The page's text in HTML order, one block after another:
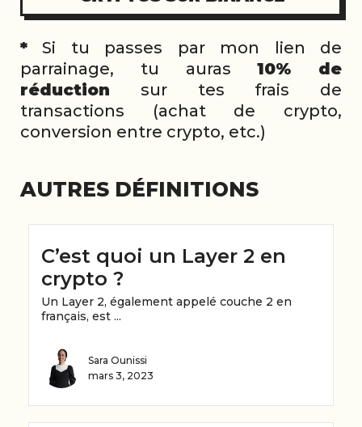
* Si tu passes par mon lien de
parrainage, tu auras10% de
réduction sur tes frais de
transactions (achat de crypto,
conversion entre crypto, etc.)
AUTRES DÉFINITIONS
C’est quoi un Layer 2 en
crypto ?
Un Layer 2, également appelé couche 2 en
français, est ...
Sara Ounissi
mars 3, 2023